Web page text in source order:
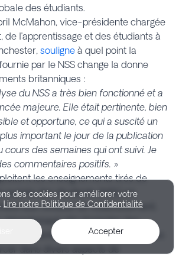
des étudiants.
McMahon, vice-présidente chargée
de l’apprentissage et des étudiants à
souligne à quel point la
par le NSS change la donne
britanniques :
du NSS a très bien fonctionné et a
majeure. Elle était pertinente, bien
et opportune, ce qui a suscité un
important le jour de la publication
cours des semaines qui ont suivi. Je
commentaires positifs. »
les enseignements tirés de
auprès des étudiants (NSS) en
aux niveaux de l’établissement,
département afin d’orienter des
en identifiant les points forts et les
des cookies pour améliorer votre
Lire notre Politique de Confidentialité
Accepter